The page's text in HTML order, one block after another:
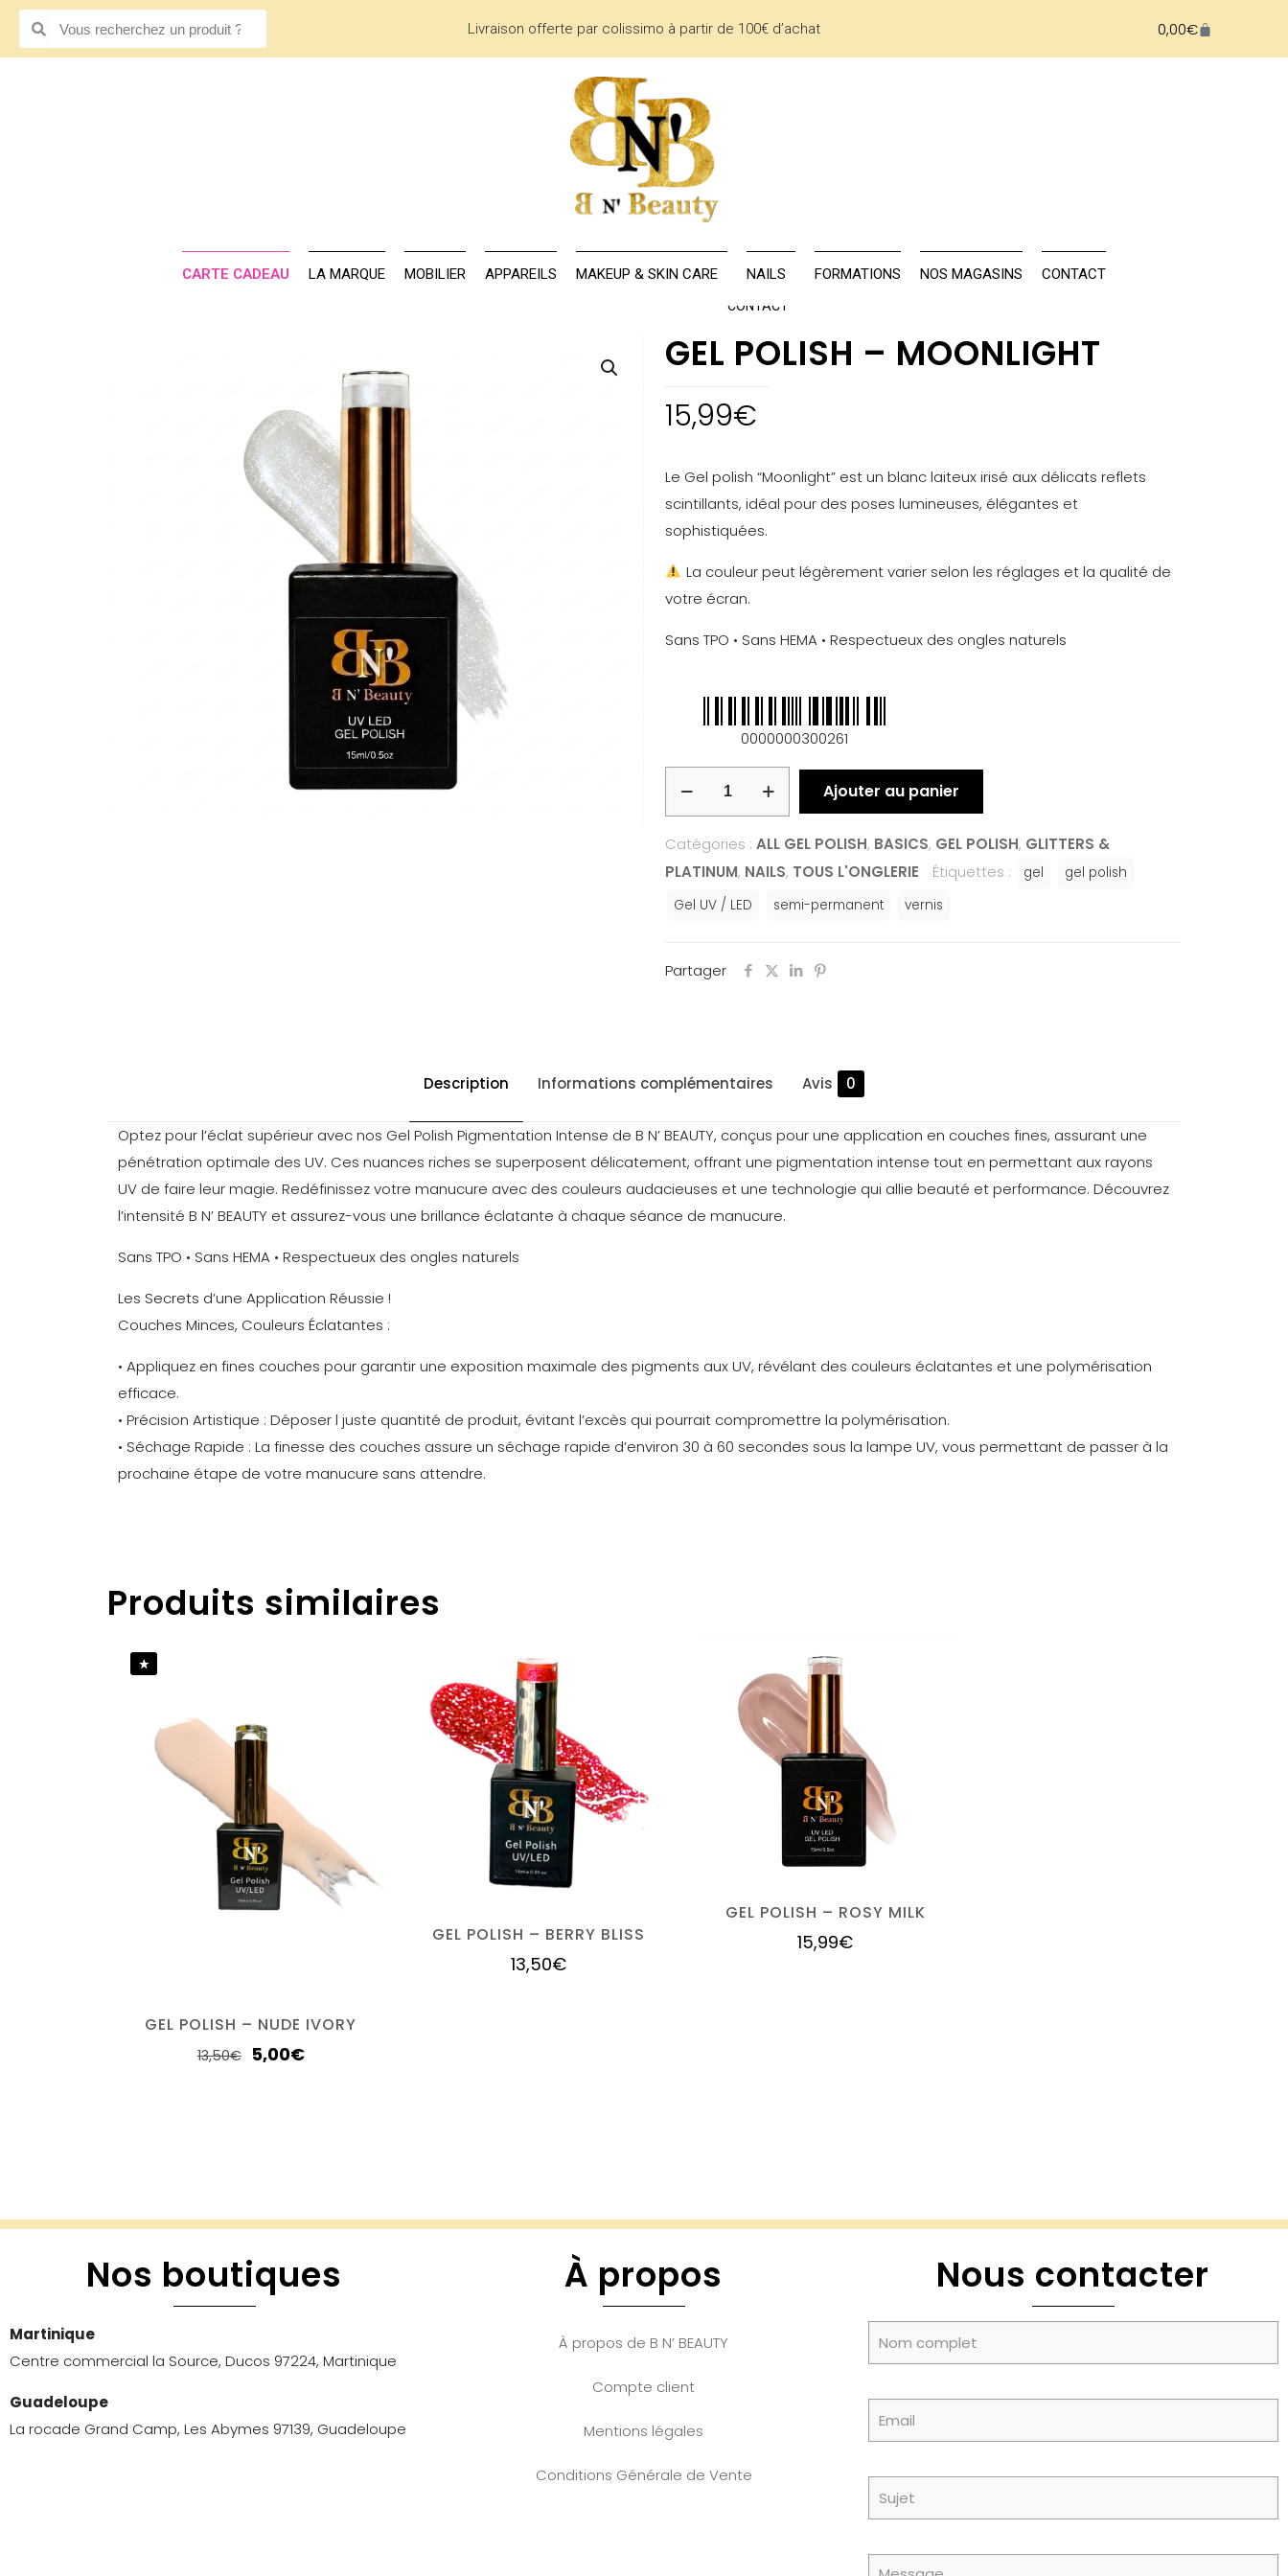
Livraison offerte par colissimo à partir de 100€ d’achat 0,00€
CONTACT
CARTE CADEAU LA MARQUE MOBILIER APPAREILS MAKEUP & SKIN CARE NAILS FORMATIONS NOS MAGASINS CONTACT
GEL POLISH – MOONLIGHT
15,99€
Le Gel polish “Moonlight” est un blanc laiteux irisé aux délicats reflets
scintillants, idéal pour des poses lumineuses, élégantes et
sophistiquées.
La couleur peut légèrement varier selon les réglages et la qualité de
votre écran.
Sans TPO • Sans HEMA • Respectueux des ongles naturels
0000000300261
Ajouter au panier
Catégories :ALL GEL POLISH, BASICS, GEL POLISH, GLITTERS &
PLATINUM, NAILS, TOUS L'ONGLERIE Étiquettes : gel
gel polish
Gel UV / LED
semi-permanent vernis
Partager
Description Informations complémentaires Avis 0
Optez pour l’éclat supérieur avec nos Gel Polish Pigmentation Intense de B N’ BEAUTY, conçus pour une application en couches fines, assurant une
pénétration optimale des UV. Ces nuances riches se superposent délicatement, offrant une pigmentation intense tout en permettant aux rayons
UV de faire leur magie. Redéfinissez votre manucure avec des couleurs audacieuses et une technologie qui allie beauté et performance. Découvrez
l’intensité B N’ BEAUTY et assurez-vous une brillance éclatante à chaque séance de manucure.
Sans TPO • Sans HEMA • Respectueux des ongles naturels
Les Secrets d’une Application Réussie !
Couches Minces, Couleurs Éclatantes :
• Appliquez en fines couches pour garantir une exposition maximale des pigments aux UV, révélant des couleurs éclatantes et une polymérisation
efficace.
• Précision Artistique : Déposer l juste quantité de produit, évitant l’excès qui pourrait compromettre la polymérisation.
• Séchage Rapide : La finesse des couches assure un séchage rapide d’environ 30 à 60 secondes sous la lampe UV, vous permettant de passer à la
prochaine étape de votre manucure sans attendre.
Il n’y a pas encore d’avis.
Vous devez êtreconnecté pour publier un avis.
Produits similaires
GEL POLISH – NUDE IVORY
13,50€ 5,00€
GEL POLISH – BERRY BLISS
13,50€
GEL POLISH – ROSY MILK
15,99€
Nos boutiques
Martinique
Centre commercial la Source, Ducos 97224, Martinique
Guadeloupe
La rocade Grand Camp, Les Abymes 97139, Guadeloupe
À propos
À propos de B N’ BEAUTY
Compte client
Mentions légales
Conditions Générale de Vente
Nous contacter